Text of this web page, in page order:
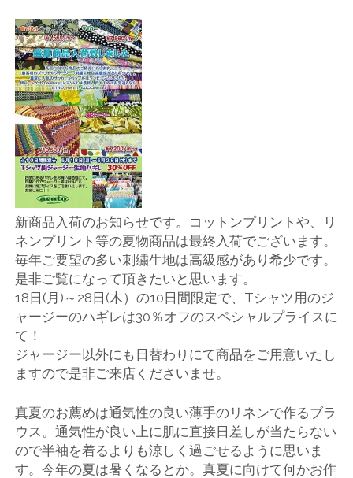
地
店
輸
入
婦
人
服
地
ア
ク
ー
ト
新商品入荷のお知らせです。コットンプリントや、リ
ネンプリント等の夏物商品は最終入荷でございます。
毎年ご要望の多い刺繍生地は高級感があり希少です。
是非ご覧になって頂きたいと思います。
18日(月)～28日(木）の10日間限定で、Tシャツ用のジ
ャージーのハギレは30％オフのスペシャルプライスに
て！
ジャージー以外にも日替わりにて商品をご用意いたし
ますので是非ご来店くださいませ。
真夏のお薦めは通気性の良い薄手のリネンで作るブラ
ウス。通気性が良い上に肌に直接日差しが当たらない
ので半袖を着るよりも涼しく過ごせるように思いま
す。今年の夏は暑くなるとか。真夏に向けて何かお作